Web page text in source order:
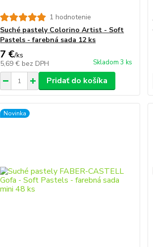
1 hodnotenie
Suché pastely Colorino Artist - Soft
Pastels - farebná sada 12 ks
7 €/ks
5,69 € bez DPH Skladom 3 ks
Pridať do košíka
Novinka